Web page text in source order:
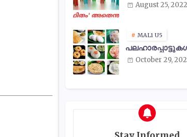
August 25, 2022
MAL1 U5
October 29,